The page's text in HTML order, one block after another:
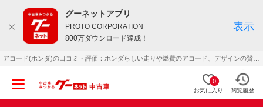
グーネットアプリ
PROTO CORPORATION
800万ダウンロード達成！
表示
0
お気に入り 閲覧履歴